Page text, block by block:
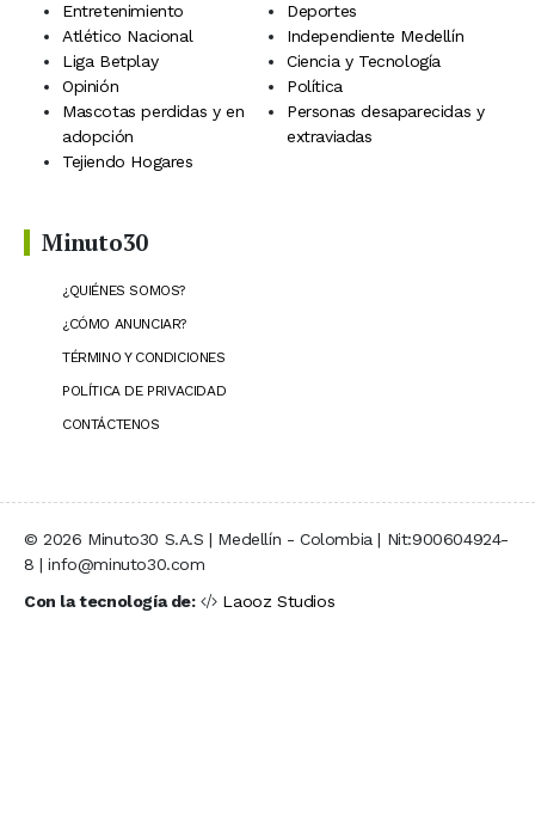
Entretenimiento
Deportes
Atlético Nacional
Independiente Medellín
Liga Betplay
Ciencia y Tecnología
Opinión
Política
Mascotas perdidas y en
adopción
Personas desaparecidas y
extraviadas
Tejiendo Hogares
Minuto30
¿QUIÉNES SOMOS?
¿CÓMO ANUNCIAR?
TÉRMINO Y CONDICIONES
POLÍTICA DE PRIVACIDAD
CONTÁCTENOS
© 2026 Minuto30 S.A.S | Medellín - Colombia | Nit:900604924-
8 | info@minuto30.com
Con la tecnología de:
Laooz Studios